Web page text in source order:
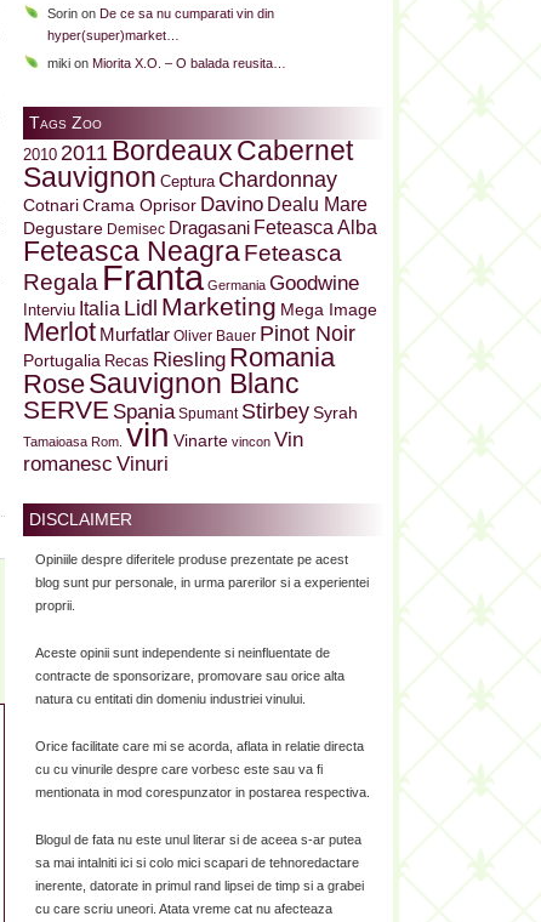
Sorin on De ce sa nu cumparati vin din
hyper(super)market…
miki on Miorita X.O. – O balada reusita…
Tags Zoo
2010 2011 BordeauxCabernet
Sauvignon Ceptura Chardonnay
Cotnari Crama Oprisor Davino Dealu Mare
Degustare Demisec Dragasani Feteasca Alba
Feteasca NeagraFeteasca
Regala Franta Germania Goodwine
Interviu Italia Lidl Marketing Mega Image
Merlot Murfatlar Oliver Bauer Pinot Noir
Portugalia Recas Riesling Romania
RoseSauvignon Blanc
SERVE Spania Spumant Stirbey Syrah
Tamaioasa Rom. vin Vinarte vincon Vin
romanesc Vinuri
DISCLAIMER
Opiniile despre diferitele produse prezentate pe acest
blog sunt pur personale, in urma parerilor si a experientei
proprii.
Aceste opinii sunt independente si neinfluentate de
contracte de sponsorizare, promovare sau orice alta
natura cu entitati din domeniu industriei vinului.
Orice facilitate care mi se acorda, aflata in relatie directa
cu cu vinurile despre care vorbesc este sau va fi
mentionata in mod corespunzator in postarea respectiva.
Blogul de fata nu este unul literar si de aceea s-ar putea
sa mai intalniti ici si colo mici scapari de tehnoredactare
inerente, datorate in primul rand lipsei de timp si a grabei
cu care scriu uneori. Atata vreme cat nu afecteaza